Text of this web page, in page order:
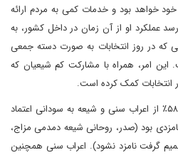
خود خواهد بود و خدمات کمی به مردم ارائه
عملکرد او از آن زمان در داخل کشور، به
که در روز انتخابات به صورت دسته جمعی
امر، همراه با مشارکت کم شیعیان که
انتخابات کمک کرده است.
در نظرسنجی‌های قبل از انتخابات، ۵۸٪ از اعراب سنی و شیعه به سودانی اعتماد
بود (صدر، روحانی شیعه دمدمی مزاج،
گرفت نامزد نشود). اعراب سنی همچنین